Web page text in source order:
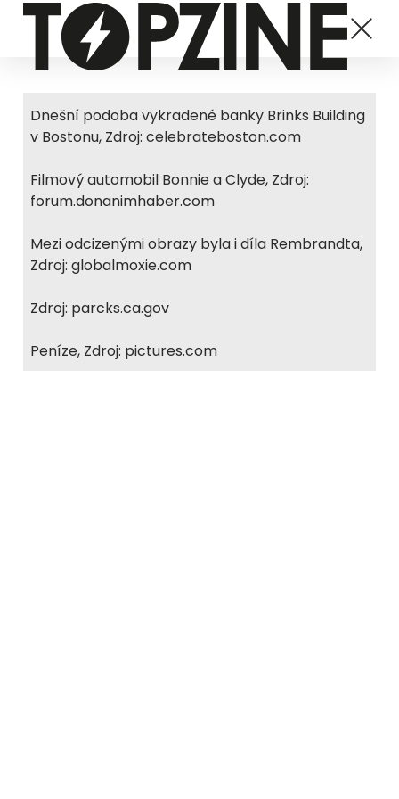
Dnešní podoba vykradené banky Brinks Building
v Bostonu, Zdroj: celebrateboston.com
Filmový automobil Bonnie a Clyde, Zdroj:
forum.donanimhaber.com
Mezi odcizenými obrazy byla i díla Rembrandta,
Zdroj: globalmoxie.com
Zdroj: parcks.ca.gov
Peníze, Zdroj: pictures.com